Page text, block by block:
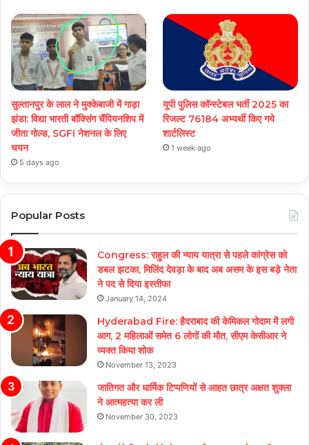
सुल्तानपुर के लाल ने मुक्केबाजी में गाड़ा
झंडा: विद्या भारती बॉक्सिंग चैंपियनशिप में
जीता गोल्ड, SGFI नेशनल के लिए
चयन
5 days ago
यूपी पुलिस कॉन्स्टेबल भर्ती 2025 का
रिजल्ट 76184 अभ्यर्थी किए गये
शार्टलिस्ट
1 week ago
Popular Posts
Congress: राहुल की न्याय यात्रा से पहले कांग्रेस को
डबल झटका, मिलिंद देवड़ा के बाद अब असम के इस बड़े नेता
ने पद से दिया इस्तीफा
January 14, 2024
Hyderabad Fire: हैदराबाद की केमिकल गोदाम में लगी
आग, 2 महिलाओं समेत 6 लोगों की मौत, सीएम केसीआर ने
व्यक्त किया शोक
November 13, 2023
जातिगत और धार्मिक टिप्पणियों से आहत छात्र अक्षत शुक्ला
ने आत्महत्या कर ली
November 30, 2023